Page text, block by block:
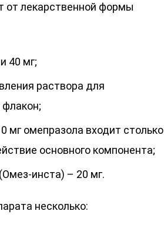
от лекарственной формы
40 мг;
раствора для
флакон;
мг омепразола входит столько
основного компонента;
инста) – 20 мг.
несколько: